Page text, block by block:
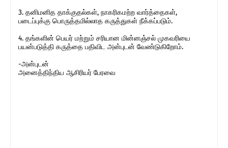
3. தனிமனித தாக்குதல்கள், நாகரிகமற்ற வார்த்தைகள்,
படைப்புக்கு பொருத்தமில்லாத கருத்துகள் நீக்கப்படும்.
4. தங்களின் பெயர் மற்றும் சரியான மின்னஞ்சல் முகவரியை
பயன்படுத்தி கருத்தை பதிவிட அன்புடன் வேண்டுகிறோம்.
-அன்புடன்
அனைத்திந்திய ஆசிரியர் பேரவை